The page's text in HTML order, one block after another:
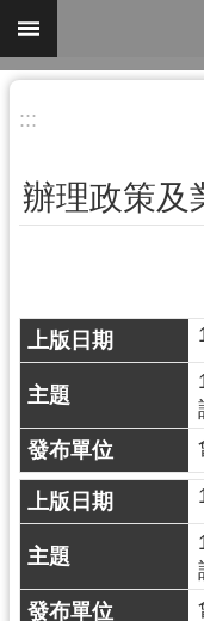
跳到主要內容區塊
進
尋
識
我
們
業
務
資
訊
息
:::
辦理政策及